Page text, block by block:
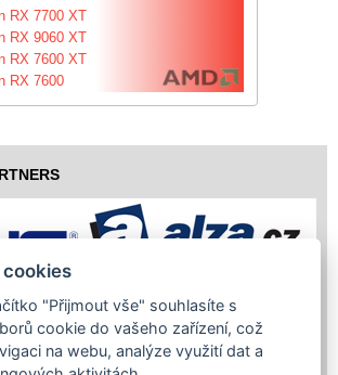
RX 7700 XT
RX 9060 XT
RX 7600 XT
RX 7600
"Přijmout vše" souhlasíte s
cookie do vašeho zařízení, což
na webu, analýze využití dat a